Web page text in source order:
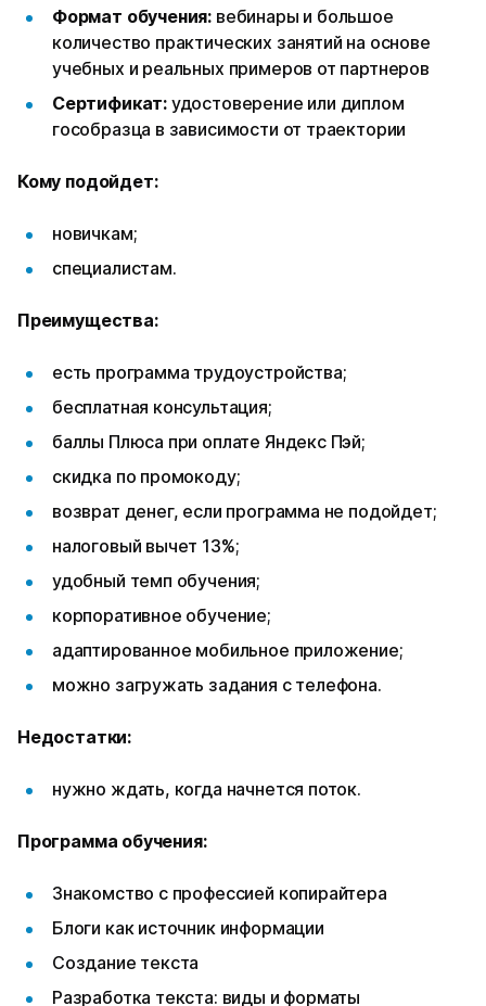
Формат обучения: вебинары и большое
количество практических занятий на основе
учебных и реальных примеров от партнеров
Сертификат: удостоверение или диплом
гособразца в зависимости от траектории
Кому подойдет:
новичкам;
специалистам.
Преимущества:
есть программа трудоустройства;
бесплатная консультация;
баллы Плюса при оплате Яндекс Пэй;
скидка по промокоду;
возврат денег, если программа не подойдет;
налоговый вычет 13%;
удобный темп обучения;
корпоративное обучение;
адаптированное мобильное приложение;
можно загружать задания с телефона.
Недостатки:
нужно ждать, когда начнется поток.
Программа обучения:
Знакомство с профессией копирайтера
Блоги как источник информации
Создание текста
Разработка текста: виды и форматы